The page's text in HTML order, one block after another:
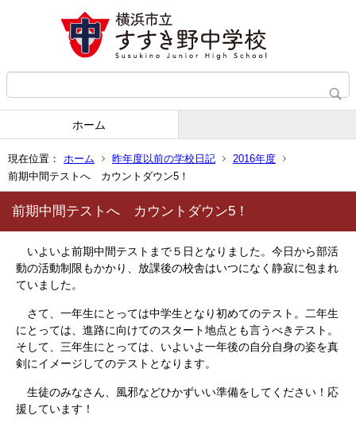
ホーム
現在位置： ホーム 昨年度以前の学校日記
2016年度
前期中間テストへ カウントダウン5！
前期中間テストへ カウントダウン5！
いよいよ前期中間テストまで５日となりました。今日から部活
動の活動制限もかかり、放課後の校舎はいつになく静寂に包まれ
ていました。
さて、一年生にとっては中学生となり初めてのテスト。二年生
にとっては、進路に向けてのスタート地点とも言うべきテスト。
そして、三年生にとっては、いよいよ一年後の自分自身の姿を真
剣にイメージしてのテストとなります。
生徒のみなさん、風邪などひかずいい準備をしてください！応
援しています！